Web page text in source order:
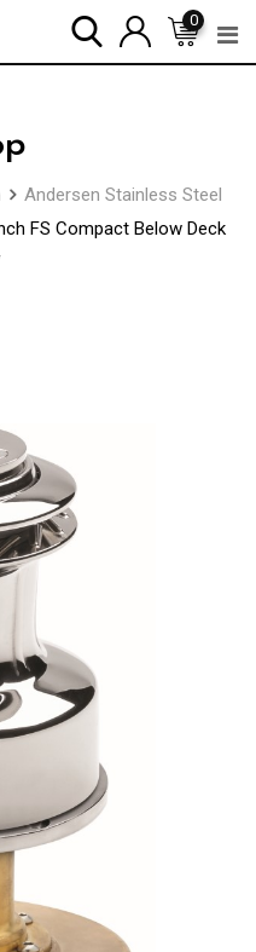
0
Andersen Stainless Steel
FS Compact Below Deck